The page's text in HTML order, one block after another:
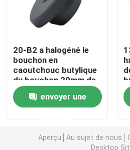
Contact
Demande de soumission
Le caoutchouc de silicone
Plongeur en caoutchouc de
20-B2 a halogéné le
bouchon en
caoutchouc butylique
du bouchon 20mm de
caoutchouc pour
l'injectionenvoyer une
Aperçu Au sujet de nous
Desktop